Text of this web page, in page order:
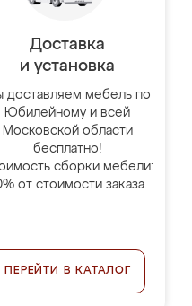
Доставка
и установка
доставляем мебель по
Юбилейному и всей
Московской области
бесплатно!
сборки мебели:
от стоимости заказа.
ПЕРЕЙТИ В КАТАЛОГ